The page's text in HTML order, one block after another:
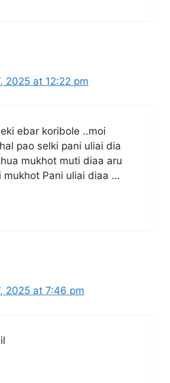
2025 at 12:22 pm
ebar koribole ..moi
pao selki pani uliai dia
mukhot muti diaa aru
mukhot Pani uliai diaa …
2025 at 7:46 pm